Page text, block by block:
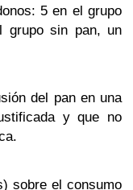
5 en el grupo
grupo sin pan, un
del pan en una
y que no
sobre el consumo